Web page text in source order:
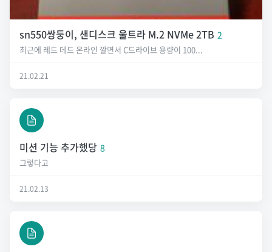
sn550쌍둥이, 샌디스크 울트라 M.2 NVMe 2TB 2
최근에 레드 데드 온라인 깔면서 C드라이브 용량이 100...
21.02.21
미션 기능 추가했당 8
그렇다고
21.02.13